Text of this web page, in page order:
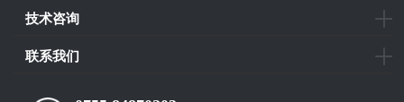
技术咨询
联系我们